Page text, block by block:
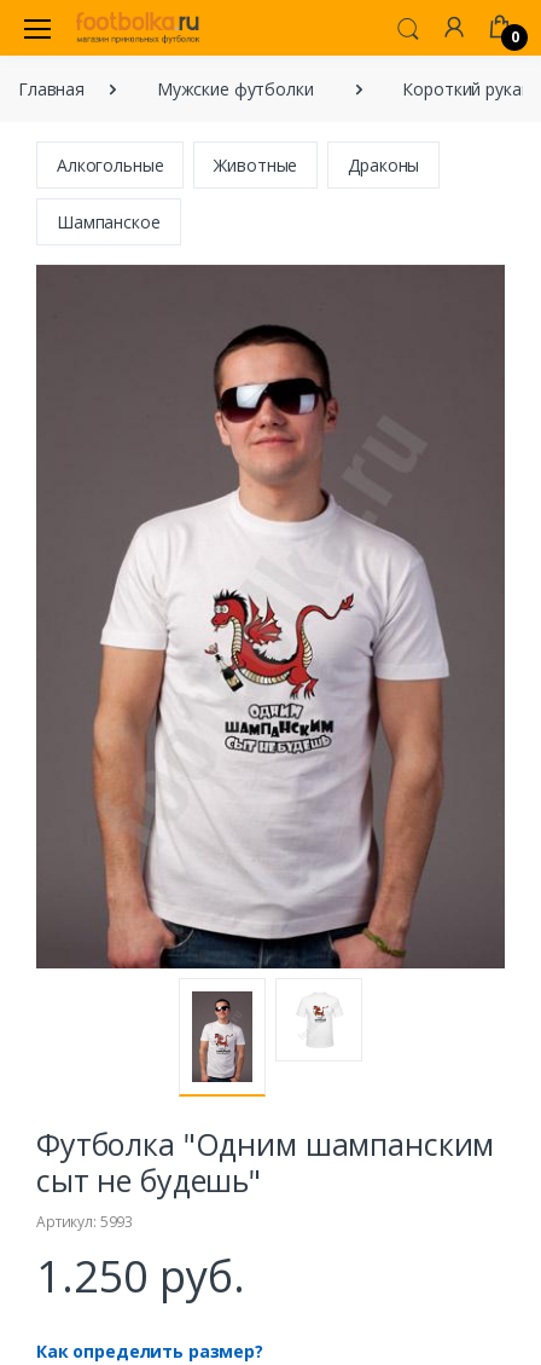
0
Главная Мужские футболки Короткий рукав
Алкогольные Животные Драконы
Шампанское
Футболка "Одним шампанским
сыт не будешь"
Артикул: 5993
1.250 руб.
Как определить размер?